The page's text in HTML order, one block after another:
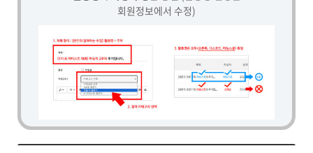
회원정보에서 수정)